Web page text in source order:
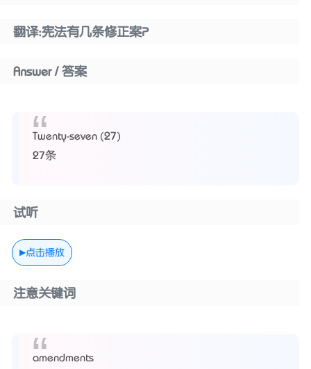
翻译:宪法有几条修正案？
Answer / 答案
Twenty-seven (27)
27条
试听
点击播放
注意关键词
amendments